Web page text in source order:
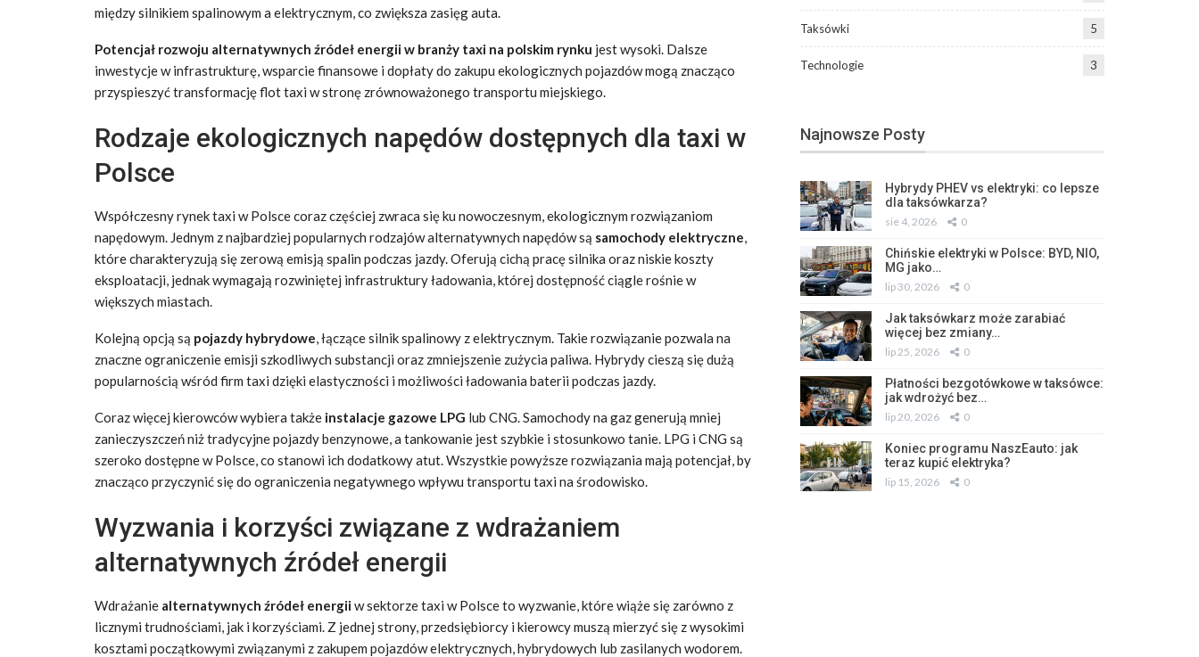
między silnikiem spalinowym a elektrycznym, co zwiększa zasięg auta.
Potencjał rozwoju alternatywnych źródeł energii w branży taxi na polskim rynku jest wysoki. Dalsze
inwestycje w infrastrukturę, wsparcie finansowe i dopłaty do zakupu ekologicznych pojazdów mogą znacząco
przyspieszyć transformację flot taxi w stronę zrównoważonego transportu miejskiego.
Rodzaje ekologicznych napędów dostępnych dla taxi w
Polsce
Współczesny rynek taxi w Polsce coraz częściej zwraca się ku nowoczesnym, ekologicznym rozwiązaniom
napędowym. Jednym z najbardziej popularnych rodzajów alternatywnych napędów są samochody elektryczne,
które charakteryzują się zerową emisją spalin podczas jazdy. Oferują cichą pracę silnika oraz niskie koszty
eksploatacji, jednak wymagają rozwiniętej infrastruktury ładowania, której dostępność ciągle rośnie w
większych miastach.
Kolejną opcją są pojazdy hybrydowe, łączące silnik spalinowy z elektrycznym. Takie rozwiązanie pozwala na
znaczne ograniczenie emisji szkodliwych substancji oraz zmniejszenie zużycia paliwa. Hybrydy cieszą się dużą
popularnością wśród firm taxi dzięki elastyczności i możliwości ładowania baterii podczas jazdy.
Coraz więcej kierowców wybiera także instalacje gazowe LPG lub CNG. Samochody na gaz generują mniej
zanieczyszczeń niż tradycyjne pojazdy benzynowe, a tankowanie jest szybkie i stosunkowo tanie. LPG i CNG są
szeroko dostępne w Polsce, co stanowi ich dodatkowy atut. Wszystkie powyższe rozwiązania mają potencjał, by
znacząco przyczynić się do ograniczenia negatywnego wpływu transportu taxi na środowisko.
Wyzwania i korzyści związane z wdrażaniem
alternatywnych źródeł energii
Wdrażanie alternatywnych źródeł energiiw sektorze taxi w Polsce to wyzwanie, które wiąże się zarówno z
licznymi trudnościami, jak i korzyściami. Z jednej strony, przedsiębiorcy i kierowcy muszą mierzyć się z wysokimi
kosztami początkowymi związanymi z zakupem pojazdów elektrycznych, hybrydowych lub zasilanych wodorem.
Taksówki 5
Technologie 3
Najnowsze Posty
Hybrydy PHEV vs elektryki: co lepsze
dla taksówkarza?
sie 4, 2026 0
Chińskie elektryki w Polsce: BYD, NIO,
MG jako…
lip 30, 2026 0
Jak taksówkarz może zarabiać
więcej bez zmiany…
lip 25, 2026 0
Płatności bezgotówkowe w taksówce:
jak wdrożyć bez…
lip 20, 2026 0
Koniec programu NaszEauto: jak
teraz kupić elektryka?
lip 15, 2026 0